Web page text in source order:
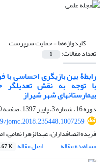
کلیدواژه‌ها =حمایت سرپرست
تعداد مقالات: 1
رابطۀ بین بازیگری احساسی
با توجه به نقش تعدیلگر
بیمارستان‏های شهر شیراز
دوره 16، شماره 3، پاییز 1397، صفحه
jomc.2018.235448.1007259
فریده انصافداران، عبدالزهرا
مشاهده مقاله
اصل مقاله K